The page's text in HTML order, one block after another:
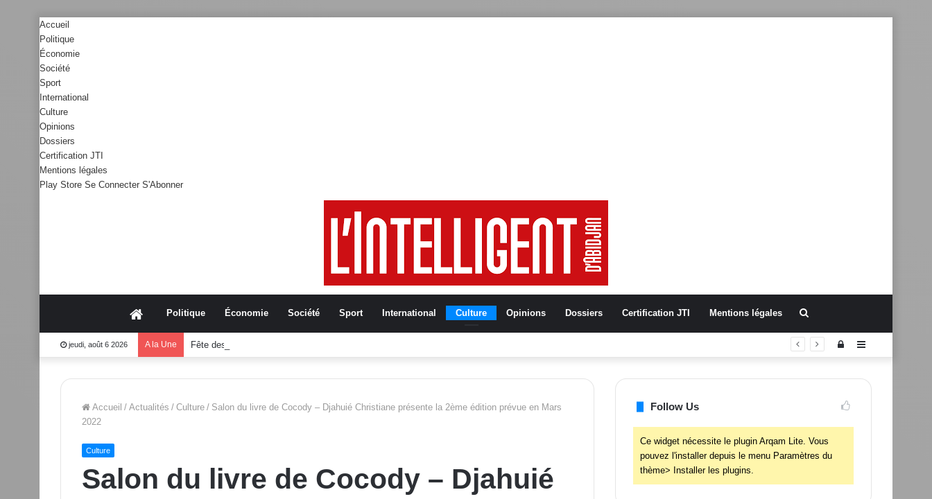
Accueil
Politique
Économie
Société
Sport
International
Culture
Opinions
Dossiers
Certification JTI
Mentions légales
Play Store Se Connecter S'Abonner
AccueilPolitique Économie Société Sport International Culture Opinions Dossiers Certification JTI Mentions légales
jeudi, août 6 2026 A la Une Fête des mères 2026:Moussa Traoré Koudougou rend hommage aux femmes de Morondo Sidebar
Connexion
Accueil / Actualités / Culture / Salon du livre de Cocody – Djahuié Christiane présente la 2ème édition prévue en Mars
2022
Culture
Salon du livre de Cocody – Djahuié
Follow Us
Ce widget nécessite le plugin Arqam Lite. Vous
pouvez l'installer depuis le menu Paramètres du
thème> Installer les plugins.